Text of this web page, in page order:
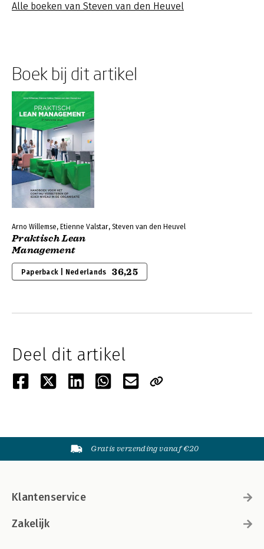
Alle boeken van Steven van den Heuvel
Boek bij dit artikel
Arno Willemse, Etienne Valstar, Steven van den Heuvel
Praktisch Lean
Management
Paperback | Nederlands 36,25
Deel dit artikel
Gratis verzending vanaf €20
Klantenservice
Zakelijk